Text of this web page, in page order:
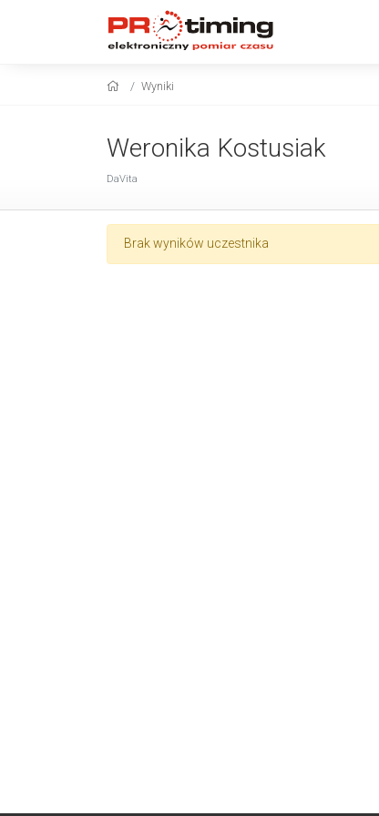
Wyniki
Weronika Kostusiak
DaVita
Brak wyników uczestnika